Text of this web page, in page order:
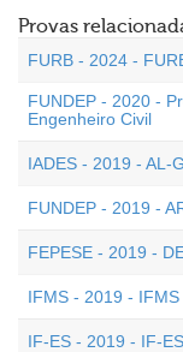
Provas
FURB - 2024 -
FUNDEP - 2020 -
Engenheiro Civil
IADES - 2019 - AL-
FUNDEP - 2019 -
FEPESE - 2019 -
IFMS - 2019 -
IF-ES - 2019 - IF-